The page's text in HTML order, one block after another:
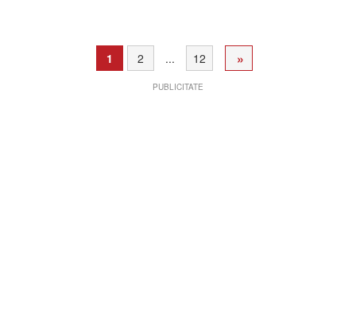
1 2 ... 12 »
PUBLICITATE